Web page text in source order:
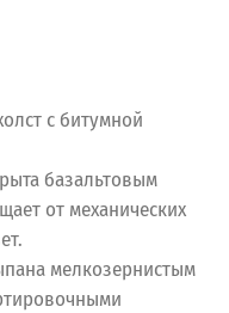
с битумной
базальтовым
от механических
мелкозернистым